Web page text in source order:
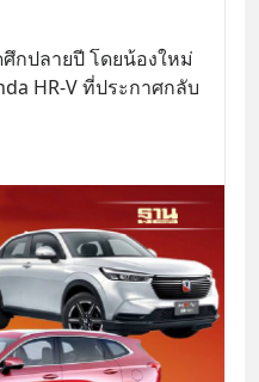
กปลายปี โดยน้องใหม่
HR-V ที่ประกาศกลับ